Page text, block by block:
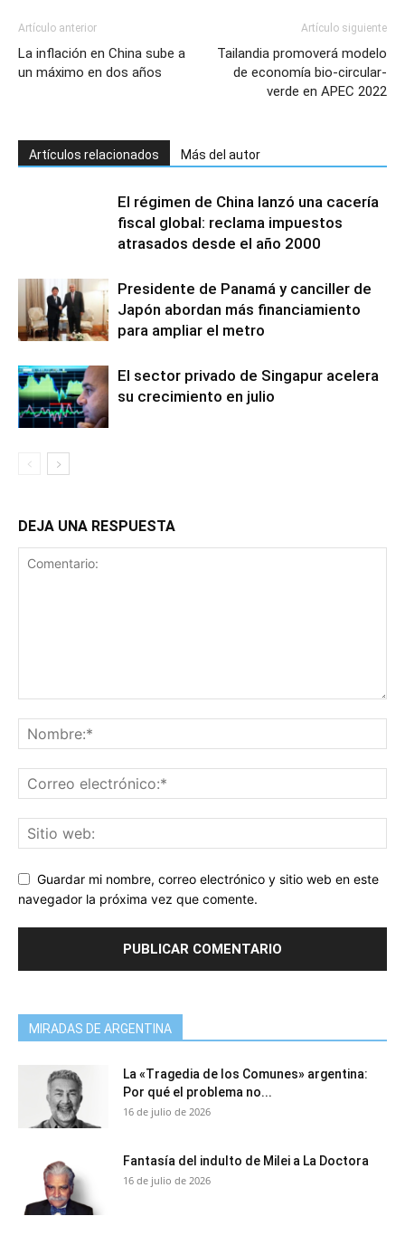
Artículo anterior
La inflación en China sube a
un máximo en dos años
Artículo siguiente
Tailandia promoverá modelo
de economía bio-circular-
verde en APEC 2022
Artículos relacionados Más del autor
El régimen de China lanzó una cacería
fiscal global: reclama impuestos
atrasados desde el año 2000
Presidente de Panamá y canciller de
Japón abordan más financiamiento
para ampliar el metro
El sector privado de Singapur acelera
su crecimiento en julio
DEJA UNA RESPUESTA
Guardar mi nombre, correo electrónico y sitio web en este
navegador la próxima vez que comente.
MIRADAS DE ARGENTINA
La «Tragedia de los Comunes» argentina:
Por qué el problema no...
16 de julio de 2026
Fantasía del indulto de Milei a La Doctora
16 de julio de 2026